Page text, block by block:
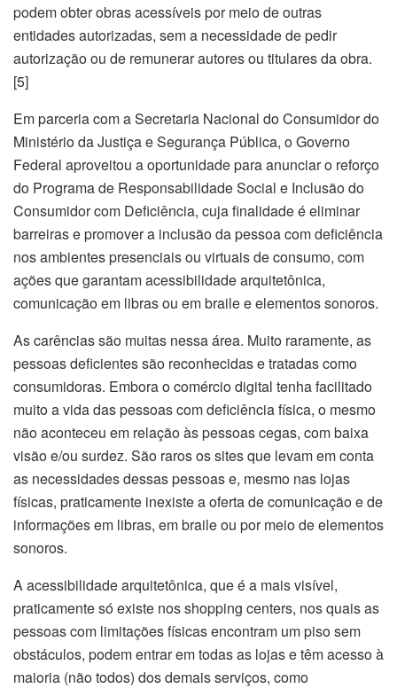
podem obter obras acessíveis por meio de outras
entidades autorizadas, sem a necessidade de pedir
autorização ou de remunerar autores ou titulares da obra.
[5]
Em parceria com a Secretaria Nacional do Consumidor do
Ministério da Justiça e Segurança Pública, o Governo
Federal aproveitou a oportunidade para anunciar o reforço
do Programa de Responsabilidade Social e Inclusão do
Consumidor com Deficiência, cuja finalidade é eliminar
barreiras e promover a inclusão da pessoa com deficiência
nos ambientes presenciais ou virtuais de consumo, com
ações que garantam acessibilidade arquitetônica,
comunicação em libras ou em braile e elementos sonoros.
As carências são muitas nessa área. Muito raramente, as
pessoas deficientes são reconhecidas e tratadas como
consumidoras. Embora o comércio digital tenha facilitado
muito a vida das pessoas com deficiência física, o mesmo
não aconteceu em relação às pessoas cegas, com baixa
visão e/ou surdez. São raros os sites que levam em conta
as necessidades dessas pessoas e, mesmo nas lojas
físicas, praticamente inexiste a oferta de comunicação e de
informações em libras, em braile ou por meio de elementos
sonoros.
A acessibilidade arquitetônica, que é a mais visível,
praticamente só existe nos shopping centers, nos quais as
pessoas com limitações físicas encontram um piso sem
obstáculos, podem entrar em todas as lojas e têm acesso à
maioria (não todos) dos demais serviços, como